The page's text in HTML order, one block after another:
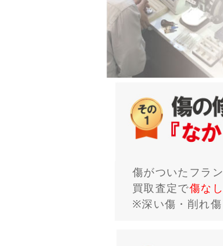
傷がついたフラ
買取査定で傷な
※深い傷・削れ傷